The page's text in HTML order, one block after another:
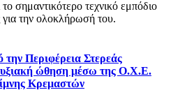
σημαντικότερο τεχνικό εμπόδιο
για την ολοκλήρωσή του.
Περιφέρεια Στερεάς
ώθηση μέσω της Ο.Χ.Ε.
Κρεμαστών